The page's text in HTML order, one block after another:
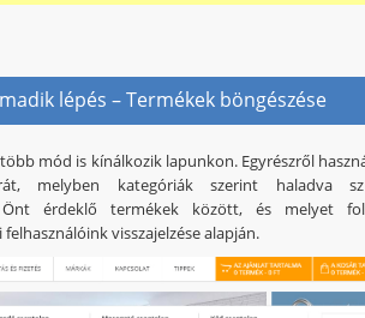
lépés – Termékek böngészése
mód is kínálkozik lapunkon. Egyrészről
melyben kategóriák szerint haladva
érdeklő termékek között, és melyet
visszajelzése alapján.